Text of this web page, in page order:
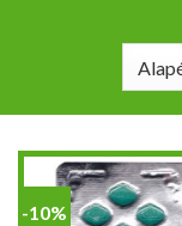
-10%